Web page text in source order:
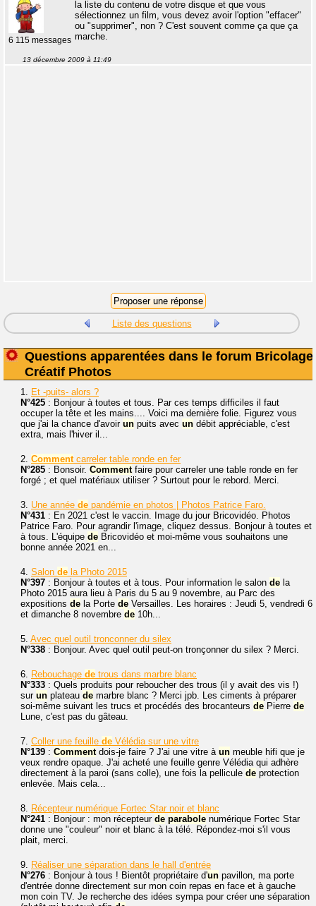
6 115 messages
la liste du contenu de votre disque et que vous
sélectionnez un film, vous devez avoir l'option "effacer"
ou "supprimer", non ? C'est souvent comme ça que ça
marche.
13 décembre 2009 à 11:49
Liste des questions
Questions apparentées dans le forum Bricolage
Créatif Photos
1. Et -puits- alors ?
N°425 : Bonjour à toutes et tous. Par ces temps difficiles il faut
occuper la tête et les mains.... Voici ma dernière folie. Figurez vous
que j'ai la chance d'avoir un puits avec un débit appréciable, c'est
extra, mais l'hiver il...
2. Commentcarreler table ronde en fer
N°285 : Bonsoir. Commentfaire pour carreler une table ronde en fer
forgé ; et quel matériaux utiliser ? Surtout pour le rebord. Merci.
3. Une année de pandémie en photos | Photos Patrice Faro.
N°431 : En 2021 c'est le vaccin. Image du jour Bricovidéo. Photos
Patrice Faro. Pour agrandir l'image, cliquez dessus. Bonjour à toutes et
à tous. L'équipe de Bricovidéo et moi-même vous souhaitons une
bonne année 2021 en...
4. Salon de la Photo 2015
N°397 : Bonjour à toutes et à tous. Pour information le salon de la
Photo 2015 aura lieu à Paris du 5 au 9 novembre, au Parc des
expositions de la Porte de Versailles. Les horaires : Jeudi 5, vendredi 6
et dimanche 8 novembre de 10h...
5. Avec quel outil tronconner du silex
N°338 : Bonjour. Avec quel outil peut-on tronçonner du silex ? Merci.
6. Rebouchage de trous dans marbre blanc
N°333 : Quels produits pour reboucher des trous (il y avait des vis !)
sur un plateau de marbre blanc ? Merci jpb. Les ciments à préparer
soi-même suivant les trucs et procédés des brocanteurs de Pierre de
Lune, c'est pas du gâteau.
7. Coller une feuille de Vélédia sur une vitre
N°139 : Commentdois-je faire ? J'ai une vitre à un meuble hifi que je
veux rendre opaque. J'ai acheté une feuille genre Vélédia qui adhère
directement à la paroi (sans colle), une fois la pellicule de protection
enlevée. Mais cela...
8. Récepteur numérique Fortec Star noir et blanc
N°241 : Bonjour : mon récepteur de parabole numérique Fortec Star
donne une "couleur" noir et blanc à la télé. Répondez-moi s'il vous
plait, merci.
9. Réaliser une séparation dans le hall d'entrée
N°276 : Bonjour à tous ! Bientôt propriétaire d'un pavillon, ma porte
d'entrée donne directement sur mon coin repas en face et à gauche
mon coin TV. Je recherche des idées sympa pour créer une séparation